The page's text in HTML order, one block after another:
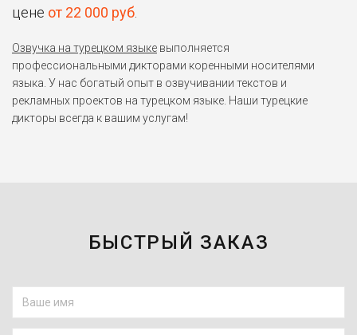
цене от 22 000 руб
Озвучка на турецком языке выполняется
профессиональными дикторами коренными носителями
языка. У нас богатый опыт в озвучивании текстов и
рекламных проектов на турецком языке. Наши турецкие
дикторы всегда к вашим услугам!
БЫСТРЫЙ ЗАКАЗ